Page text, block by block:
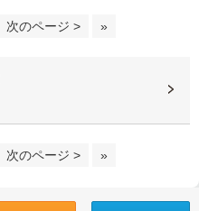
次のページ > »
次のページ > »